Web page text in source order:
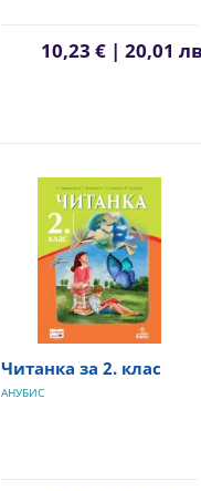
10,23 € | 20,01
Читанка за 2. клас
АНУБИС